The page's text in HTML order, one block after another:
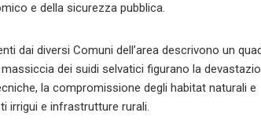
e della sicurezza pubblica.
dai diversi Comuni dell’area descrivono un
dei suidi selvatici figurano la
la compromissione degli habitat naturali e
irrigui e infrastrutture rurali.